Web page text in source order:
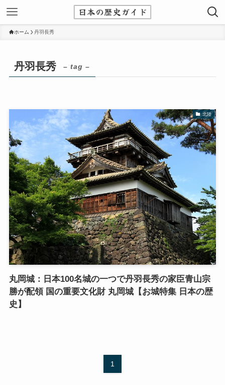
ホーム 丹羽長秀
丹羽長秀 – tag –
北陸
丸岡城：日本100名城の一つで丹羽長秀の家臣青山宗
勝が配領 国の重要文化財 丸岡城【お城特集 日本の歴
史】
1